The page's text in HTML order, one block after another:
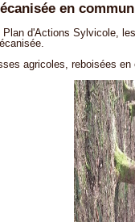
en commun
Plan d'Actions Sylvicole,
agricoles, reboisées